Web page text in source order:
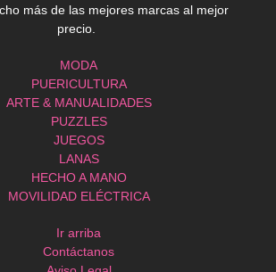
más de las mejores marcas al mejor
precio.
MODA
PUERICULTURA
ARTE & MANUALIDADES
PUZZLES
JUEGOS
LANAS
HECHO A MANO
MOVILIDAD ELÉCTRICA
Ir arriba
Contáctanos